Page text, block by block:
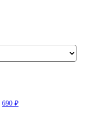
690 ₽